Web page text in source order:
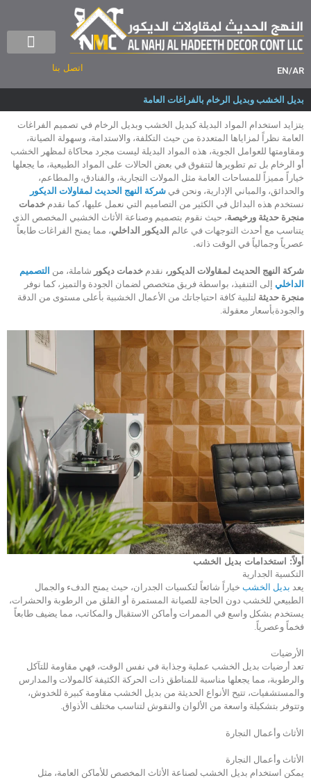
EN/AR اتصل بنا
بديل الخشب وبديل الرخام بالفراغات العامة
يتزايد استخدام المواد البديلة كبديل الخشب وبديل الرخام في تصميم الفراغات
العامة نظراً لمزاياها المتعددة من حيث التكلفة، والاستدامة، وسهولة الصيانة،
ومقاومتها للعوامل الجوية، هذه المواد البديلة ليست مجرد محاكاة لمظهر الخشب
أو الرخام بل تم تطويرها لتتفوق في بعض الحالات على المواد الطبيعية، ما يجعلها
خياراً مميزاً للمساحات العامة مثل المولات التجارية، والفنادق، والمطاعم،
والحدائق، والمباني الإدارية، ونحن في شركة النهج الحديث لمقاولات الديكور
نستخدم هذه البدائل في الكثير من التصاميم التي نعمل عليها، كما نقدم خدمات
منجرة حديثة ورخيصة، حيث نقوم بتصميم وصناعة الأثاث الخشبي المخصص الذي
يتناسب مع أحدث التوجهات في عالم الديكور الداخلي، مما يمنح الفراغات طابعاً
عصرياً وجمالياً في الوقت ذاته.
شركة النهج الحديث لمقاولات الديكور، نقدم خدمات ديكور شاملة، من التصميم
الداخلي إلى التنفيذ، بواسطة فريق متخصص لضمان الجودة والتميز، كما نوفر
منجرة حديثة لتلبية كافة احتياجاتك من الأعمال الخشبية بأعلى مستوى من الدقة
والجودةبأسعار معقولة.
أولاً: استخدامات بديل الخشب
التكسية الجدارية
يعد بديل الخشب خياراً شائعاً لتكسيات الجدران، حيث يمنح الدفء والجمال
الطبيعي للخشب دون الحاجة للصيانة المستمرة أو القلق من الرطوبة والحشرات،
يستخدم بشكل واسع في الممرات وأماكن الاستقبال والمكاتب، مما يضيف طابعاً
فخماً وعصرياً.
الأرضيات
تعد أرضيات بديل الخشب عملية وجذابة في نفس الوقت، فهي مقاومة للتآكل
والرطوبة، مما يجعلها مناسبة للمناطق ذات الحركة الكثيفة كالمولات والمدارس
والمستشفيات، تتيح الأنواع الحديثة من بديل الخشب مقاومة كبيرة للخدوش،
وتتوفر بتشكيلة واسعة من الألوان والنقوش لتناسب مختلف الأذواق.
الأثاث وأعمال النجارة
الأثاث وأعمال النجارة
يمكن استخدام بديل الخشب لصناعة الأثاث المخصص للأماكن العامة، مثل